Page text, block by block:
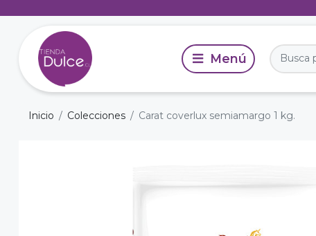
Inicio Colecciones Carat coverlux semiamargo 1 kg.